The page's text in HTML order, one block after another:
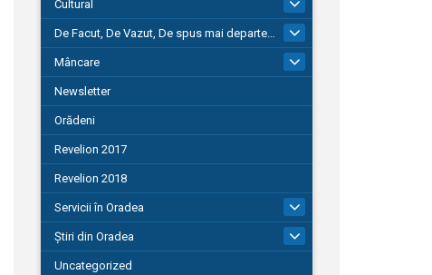
Cultural
De Facut, De Vazut, De spus mai departe…
580
Mâncare
Newsletter
Orădeni
Revelion 2017
Revelion 2018
Servicii în Oradea
104
Știri din Oradea
1.127
Uncategorized